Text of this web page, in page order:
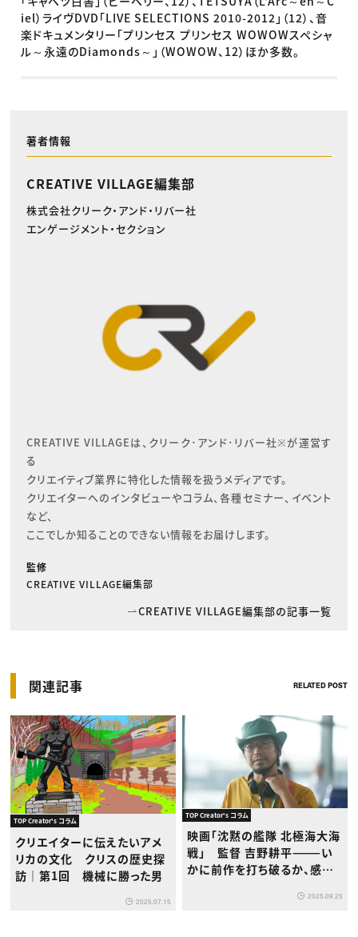
iel）ライヴDVD「LIVE SELECTIONS 2010-2012」（12）、音
楽ドキュメンタリー「プリンセス プリンセス WOWOWスペシャ
ル～永遠のDiamonds～」（WOWOW、12）ほか多数。
著者情報
CREATIVE VILLAGE編集部
株式会社クリーク・アンド・リバー社
エンゲージメント・セクション
CREATIVE VILLAGEは、クリーク･アンド･リバー社※が運営す
る
クリエイティブ業界に特化した情報を扱うメディアです。
クリエイターへのインタビューやコラム、各種セミナー、イベント
など、
ここでしか知ることのできない情報をお届けします。
監修
CREATIVE VILLAGE編集部
CREATIVE VILLAGE編集部の記事一覧
関連記事 RELATED POST
TOP Creator's コラム
クリエイターに伝えたいアメ
リカの文化 クリスの歴史探
訪｜第1回 機械に勝った男
2025.07.15
TOP Creator's コラム
映画「沈黙の艦隊 北極海大海
戦」 監督 吉野耕平———い
かに前作を打ち破るか、感情
2025.09.25